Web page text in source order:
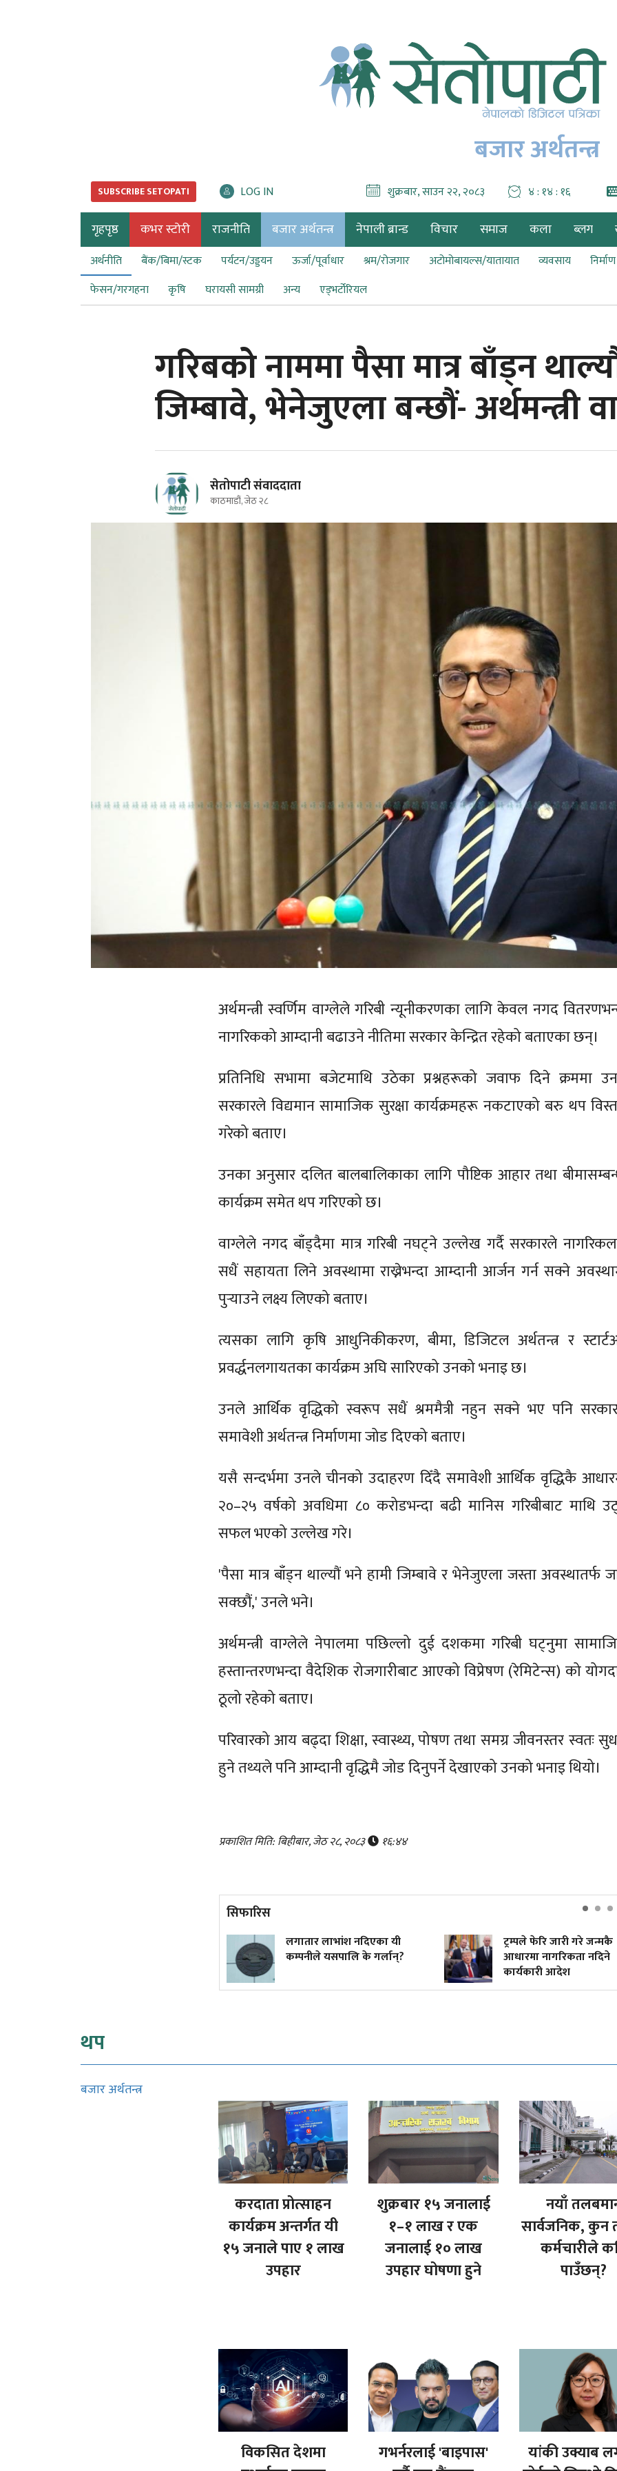
बजार अर्थतन्त्र
SUBSCRIBE SETOPATI LOG IN शुक्रबार, साउन २२, २०८३ ४ : १४ : १७
गृहपृष्ठ कभर स्टोरी राजनीति बजार अर्थतन्त्र नेपाली ब्रान्ड विचार समाज कला ब्लग
अर्थनीति बैंक/बिमा/स्टक पर्यटन/उड्डयन ऊर्जा/पूर्वाधार श्रम/रोजगार अटोमोबायल्स/यातायात व्यवसाय
फेसन/गरगहना
कृषि घरायसी सामग्री अन्य एड्भर्टोरियल
गरिबको नाममा पैसा मात्र बाँड्न
जिम्बावे, भेनेजुएला बन्छौं- अर्थमन्त्री
सेतोपाटी संवाददाता
काठमाडौं, जेठ २८
अर्थमन्त्री स्वर्णिम वाग्लेले गरिबी न्यूनीकरणका लागि केवल नगद
नागरिकको आम्दानी बढाउने नीतिमा सरकार केन्द्रित रहेको बताएका छन्।
प्रतिनिधि सभामा बजेटमाथि उठेका प्रश्नहरूको जवाफ दिने क्रममा
सरकारले विद्यमान सामाजिक सुरक्षा कार्यक्रमहरू नकटाएको बरु थप
गरेको बताए।
उनका अनुसार दलित बालबालिकाका लागि पौष्टिक आहार तथा
कार्यक्रम समेत थप गरिएको छ।
वाग्लेले नगद बाँड्दैमा मात्र गरिबी नघट्ने उल्लेख गर्दै सरकारले
सधैं सहायता लिने अवस्थामा राख्नेभन्दा आम्दानी आर्जन गर्न सक्ने
पुर्‍याउने लक्ष्य लिएको बताए।
त्यसका लागि कृषि आधुनिकीकरण, बीमा, डिजिटल अर्थतन्त्र र
प्रवर्द्धनलगायतका कार्यक्रम अघि सारिएको उनको भनाइ छ।
उनले आर्थिक वृद्धिको स्वरूप सधैं श्रममैत्री नहुन सक्ने भए पनि
समावेशी अर्थतन्त्र निर्माणमा जोड दिएको बताए।
यसै सन्दर्भमा उनले चीनको उदाहरण दिँदै समावेशी आर्थिक वृद्धिकै
२०–२५ वर्षको अवधिमा ८० करोडभन्दा बढी मानिस गरिबीबाट माथि
सफल भएको उल्लेख गरे।
'पैसा मात्र बाँड्न थाल्यौं भने हामी जिम्बावे र भेनेजुएला जस्ता अवस्थातर्फ
सक्छौं,' उनले भने।
अर्थमन्त्री वाग्लेले नेपालमा पछिल्लो दुई दशकमा गरिबी घट्नुमा
हस्तान्तरणभन्दा वैदेशिक रोजगारीबाट आएको विप्रेषण (रेमिटेन्स) को
ठूलो रहेको बताए।
परिवारको आय बढ्दा शिक्षा, स्वास्थ्य, पोषण तथा समग्र जीवनस्तर स्वतः
हुने तथ्यले पनि आम्दानी वृद्धिमै जोड दिनुपर्ने देखाएको उनको भनाइ थियो।
प्रकाशित मिति: बिहीबार, जेठ २८, २०८३ १६:४४
सिफारिस
लगातार लाभांश नदिएका यी
कम्पनीले यसपालि के गर्लान्?
ट्रम्पले फेरि जारी गरे जन्मकै
आधारमा नागरिकता नदिने
कार्यकारी आदेश
थप
बजार अर्थतन्त्र
करदाता प्रोत्साहन
कार्यक्रम अन्तर्गत यी
१५ जनाले पाए १ लाख
उपहार
शुक्रबार १५ जनालाई
१–१ लाख र एक
जनालाई १० लाख
उपहार घोषणा हुने
नयाँ
सार्वजनिक, कुन
कर्मचारीले
पाउँछन्?
विकसित देशमा
गभर्नरलाई 'बाइपास'
यांकी उक्याब